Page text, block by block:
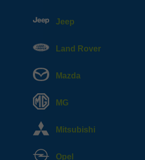
Jeep
Land Rover
Mazda
MG
Mitsubishi
Opel